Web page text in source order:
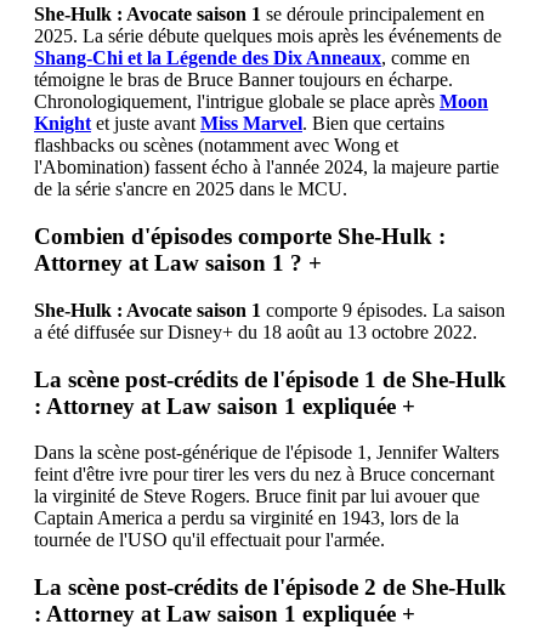
She-Hulk : Avocate saison 1 se déroule principalement en
2025. La série débute quelques mois après les événements de
Shang-Chi et la Légende des Dix Anneaux, comme en
témoigne le bras de Bruce Banner toujours en écharpe.
Chronologiquement, l'intrigue globale se place après Moon
Knight et juste avant Miss Marvel. Bien que certains
flashbacks ou scènes (notamment avec Wong et
l'Abomination) fassent écho à l'année 2024, la majeure partie
de la série s'ancre en 2025 dans le MCU.
Combien d'épisodes comporte She-Hulk :
Attorney at Law saison 1 ? +
She-Hulk : Avocate saison 1 comporte 9 épisodes. La saison
a été diffusée sur Disney+ du 18 août au 13 octobre 2022.
La scène post-crédits de l'épisode 1 de She-Hulk
: Attorney at Law saison 1 expliquée +
Dans la scène post-générique de l'épisode 1, Jennifer Walters
feint d'être ivre pour tirer les vers du nez à Bruce concernant
la virginité de Steve Rogers. Bruce finit par lui avouer que
Captain America a perdu sa virginité en 1943, lors de la
tournée de l'USO qu'il effectuait pour l'armée.
La scène post-crédits de l'épisode 2 de She-Hulk
: Attorney at Law saison 1 expliquée +